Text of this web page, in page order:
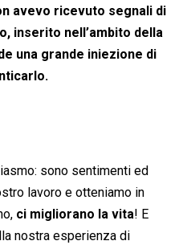
avevo ricevuto segnali di
inserito nell’ambito della
una grande iniezione di
sono sentimenti ed
lavoro e otteniamo in
ci migliorano la vita! E
nostra esperienza di